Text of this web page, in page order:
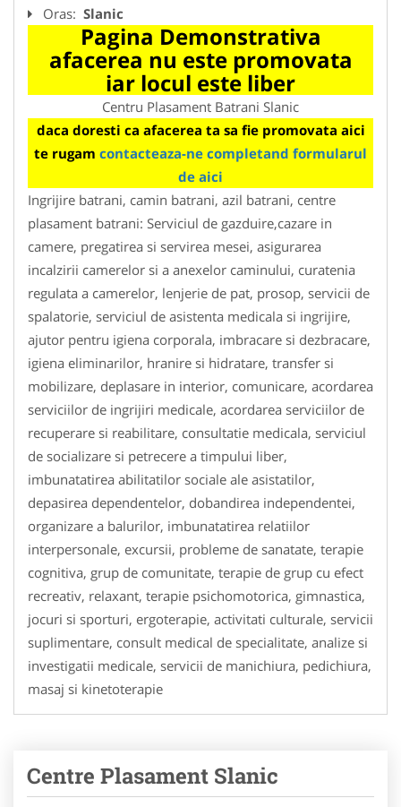
Oras: Slanic
Pagina Demonstrativa
afacerea nu este promovata
iar locul este liber
Centru Plasament Batrani Slanic
daca doresti ca afacerea ta sa fie promovata aici
te rugam contacteaza-ne completand formularul
de aici
Ingrijire batrani, camin batrani, azil batrani, centre
plasament batrani: Serviciul de gazduire,cazare in
camere, pregatirea si servirea mesei, asigurarea
incalzirii camerelor si a anexelor caminului, curatenia
regulata a camerelor, lenjerie de pat, prosop, servicii de
spalatorie, serviciul de asistenta medicala si ingrijire,
ajutor pentru igiena corporala, imbracare si dezbracare,
igiena eliminarilor, hranire si hidratare, transfer si
mobilizare, deplasare in interior, comunicare, acordarea
serviciilor de ingrijiri medicale, acordarea serviciilor de
recuperare si reabilitare, consultatie medicala, serviciul
de socializare si petrecere a timpului liber,
imbunatatirea abilitatilor sociale ale asistatilor,
depasirea dependentelor, dobandirea independentei,
organizare a balurilor, imbunatatirea relatiilor
interpersonale, excursii, probleme de sanatate, terapie
cognitiva, grup de comunitate, terapie de grup cu efect
recreativ, relaxant, terapie psichomotorica, gimnastica,
jocuri si sporturi, ergoterapie, activitati culturale, servicii
suplimentare, consult medical de specialitate, analize si
investigatii medicale, servicii de manichiura, pedichiura,
masaj si kinetoterapie
Centre Plasament Slanic